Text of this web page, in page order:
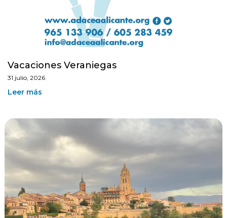
Vacaciones Veraniegas
31 julio, 2026
Leer más